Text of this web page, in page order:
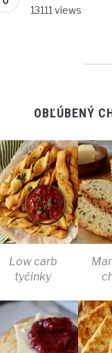
13111 views
OBĽÚBENÝ
Low carb
tyčinky